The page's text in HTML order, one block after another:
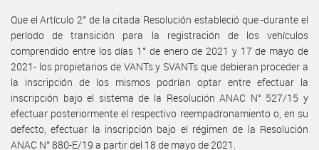
Que el Artículo 2° de la citada Resolución estableció que -durante el
período de transición para la registración de los vehículos
comprendido entre los días 1° de enero de 2021 y 17 de mayo de
2021- los propietarios de VANTs y SVANTs que debieran proceder a
la inscripción de los mismos podrían optar entre efectuar la
inscripción bajo el sistema de la Resolución ANAC N° 527/15 y
efectuar posteriormente el respectivo reempadronamiento o, en su
defecto, efectuar la inscripción bajo el régimen de la Resolución
ANAC N° 880-E/19 a partir del 18 de mayo de 2021.